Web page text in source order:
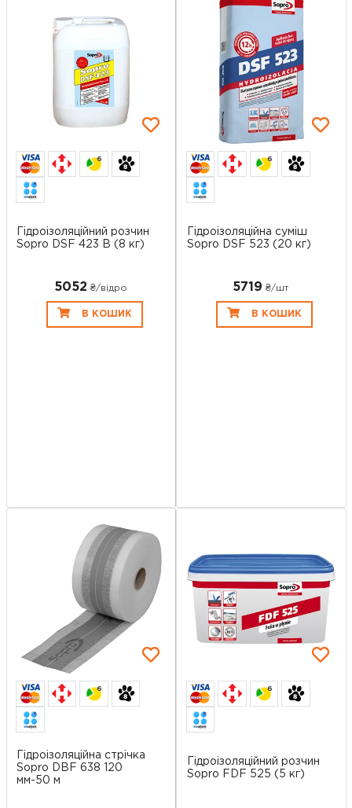
6
Гідроізоляційний розчин
Sopro DSF 423 В (8 кг)
5052 ₴/відро
В КОШИК
6
Гідроізоляційна суміш
Sopro DSF 523 (20 кг)
5719 ₴/шт
В КОШИК
6
Гідроізоляційна стрічка
Sopro DBF 638 120
мм-50 м
6
Гідроізоляційний розчин
Sopro FDF 525 (5 кг)